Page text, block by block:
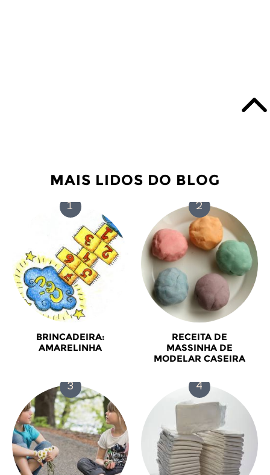
MAIS LIDOS DO BLOG
BRINCADEIRA:
AMARELINHA
RECEITA DE
MASSINHA DE
MODELAR CASEIRA